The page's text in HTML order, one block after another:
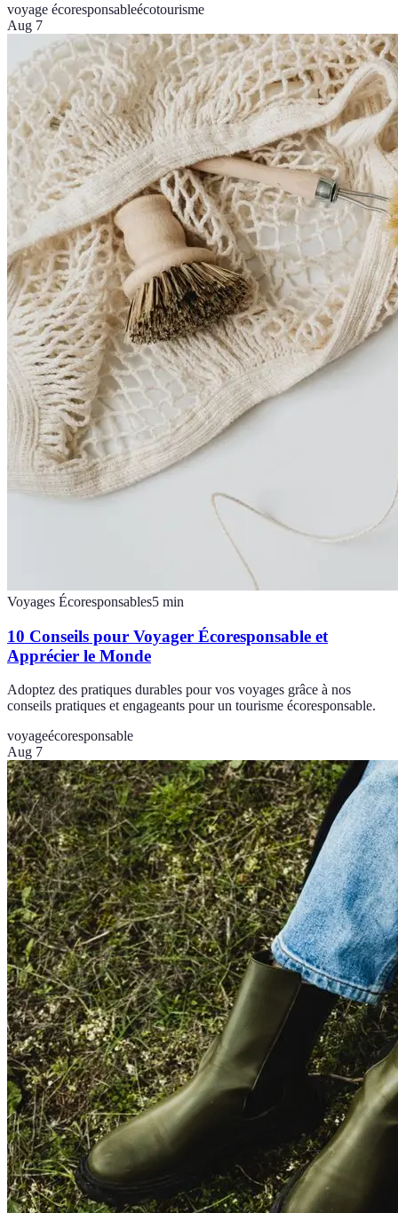
voyage écoresponsableécotourisme
Aug 7
Voyages Écoresponsables5 min
10 Conseils pour Voyager Écoresponsable et
Apprécier le Monde
Adoptez des pratiques durables pour vos voyages grâce à nos
conseils pratiques et engageants pour un tourisme écoresponsable.
voyageécoresponsable
Aug 7